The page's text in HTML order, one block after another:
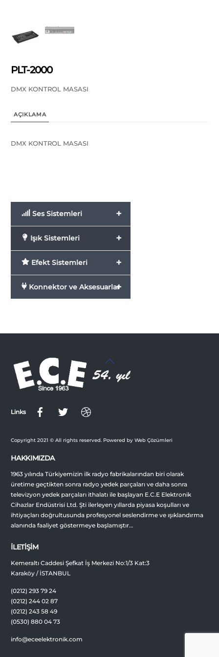
PLT-2000
DMX KONTROL MASASI
AÇIKLAMA
DMX KONTROL MASASI
+
Ses Sistemleri
+
Işık Sistemleri
+
Efekt Sistemleri
+
Konnektor ve Aksesuarlar
Back
Top
Links
Copyright 2021 © All rights reserved. Powered by Web Çözümleri
HAKKIMIZDA
1963 yılında Türkiyemizin ilk radyo fabrikalarından biri olarak
üretime geçtikten sonra radyo yedek parçaları ve daha sonra
televizyon yedek parçaları ithalatı ile başlayan E.C.E Elektronik
Cihazlar Endüstrisi Ltd. Şti ilerleyen yıllarda piyasa koşulları ve
ihtiyaçları doğrultusunda profesyonel seslendirme ve ışıklandırma
alanında faaliyet göstermeye başlamıştır…
İLETİŞİM
Kemeraltı Caddesi Şefkat İş Merkezi No:1/3 Kat:3
Karaköy / İSTANBUL
(0212) 293 79 24
(0212) 244 02 87
(0212) 243 58 49
(0530) 880 04 73
info@eceelektronik.com